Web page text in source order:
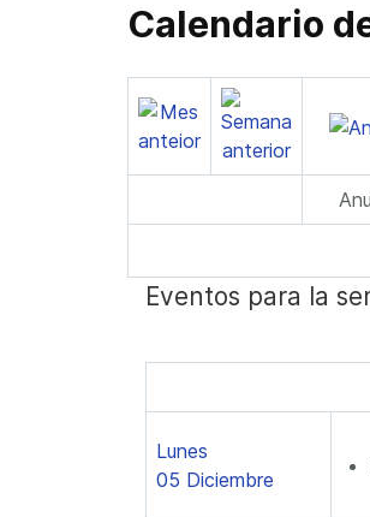
Calendario
Eventos para la
Lunes
05 Diciembre